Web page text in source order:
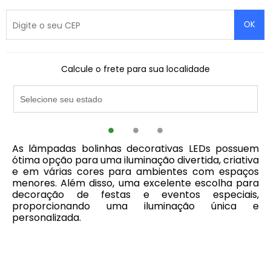
OK
Calcule o frete para sua localidade
As lâmpadas bolinhas decorativas LEDs possuem
ótima opção para uma iluminação divertida, criativa
e em várias cores para ambientes com espaços
menores. Além disso, uma excelente escolha para
decoração de festas e eventos especiais,
proporcionando uma iluminação única e
personalizada.